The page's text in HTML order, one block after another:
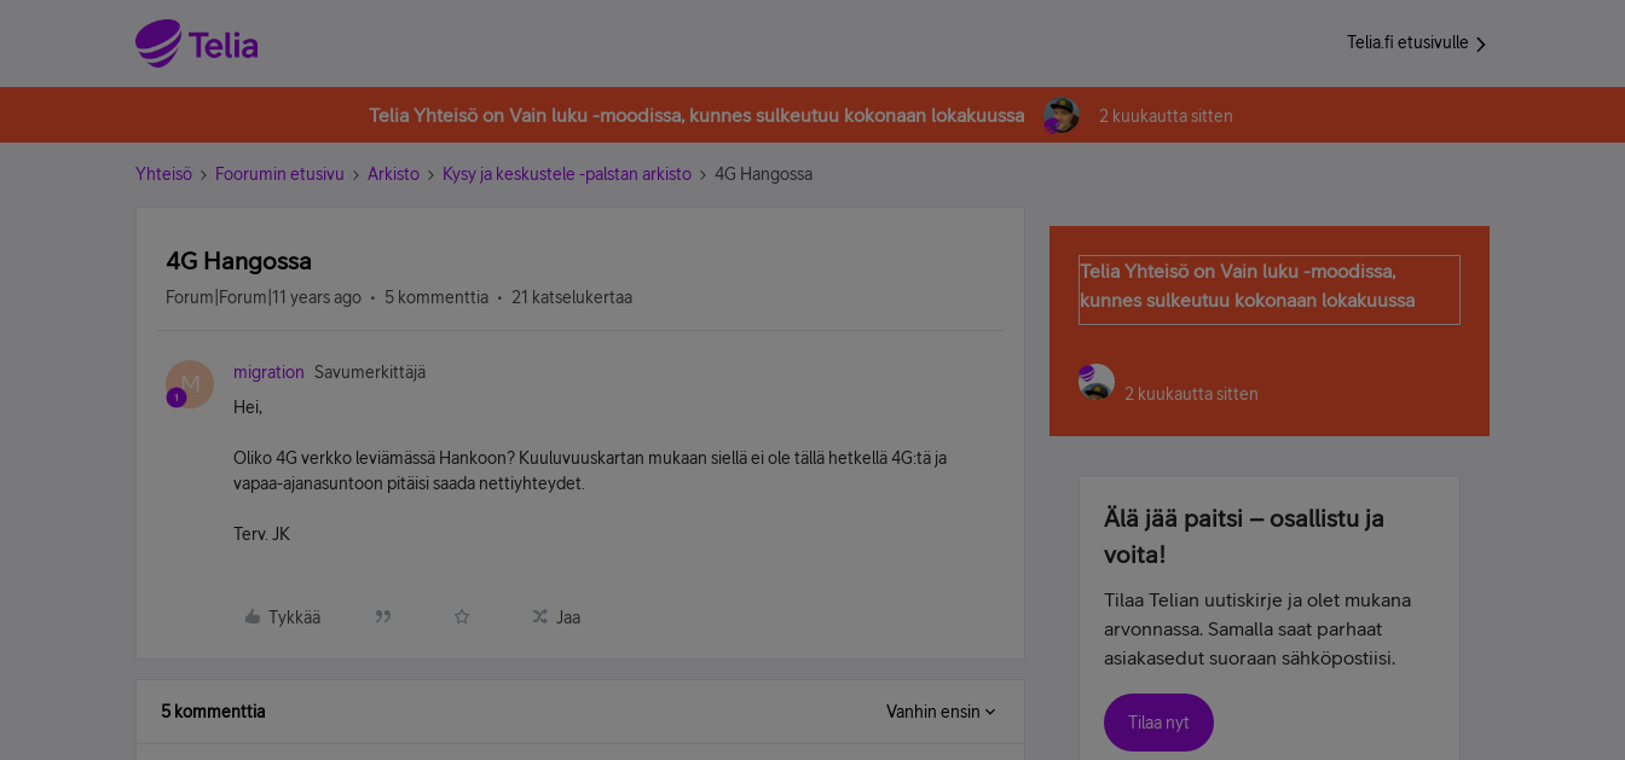
Telia.fi etusivulle
Telia Yhteisö on Vain luku -moodissa, kunnes sulkeutuu kokonaan lokakuussa 2 kuukautta sitten
Yhteisö Foorumin etusivu Arkisto Kysy ja keskustele -palstan arkisto 4G Hangossa
4G Hangossa
Forum|Forum|11 years ago 5 kommenttia 21 katselukertaa
M migration
Savumerkittäjä
Hei,
Oliko 4G verkko leviämässä Hankoon? Kuuluvuuskartan mukaan siellä ei ole tällä hetkellä 4G:tä ja
vapaa-ajanasuntoon pitäisi saada nettiyhteydet.
Terv. JK
Tykkää Jaa
5 kommenttia Vanhin ensin
Telia Yhteisö on Vain luku -moodissa,
kunnes sulkeutuu kokonaan lokakuussa
2 kuukautta sitten
Älä jää paitsi – osallistu ja
voita!
Tilaa Telian uutiskirje ja olet mukana
arvonnassa. Samalla saat parhaat
asiakasedut suoraan sähköpostiisi.
Tilaa nyt